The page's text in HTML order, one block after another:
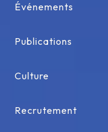
Événements
Événements
Publications
Publications
Culture
Culture
Recrutement
Recrutement